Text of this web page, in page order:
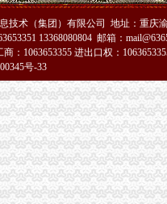
费注册公司场及娱乐场所监管
工作
商户向四川地震灾区捐款363.202余
灾自救工作
带队赴四川省工商局捐赠救灾物资
体工商户向四川地震灾区捐款60余万
参加志愿者活动
地震灾区
后食品安全工作
经营秩序突发事件
技术（集团）有限公司 地址：重庆
13368080804 邮箱：
：1063653355 进出口权：
号-33